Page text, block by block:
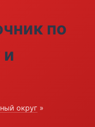
по
и
округ »